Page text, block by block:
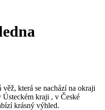
která se nachází na okraji
kraji , v České
krásný výhled.